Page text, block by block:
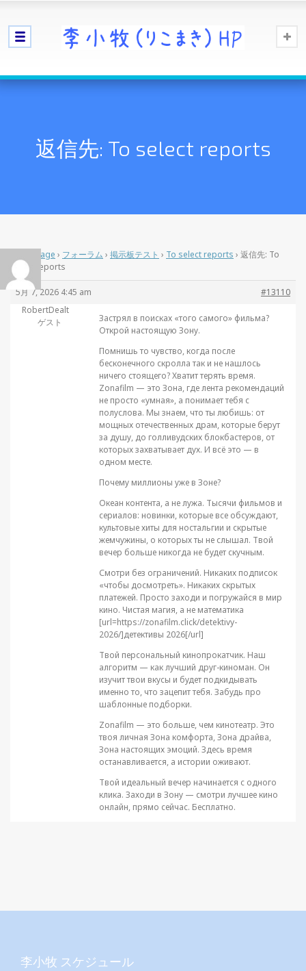
返信先: To select reports
Home Page › フォーラム › 掲示板テスト › To select reports › 返信先: To
select reports
5月 7, 2026 4:45 am
#13110
RobertDealt
ゲスト
Застрял в поисках «того самого» фильма?
Открой настоящую Зону.
Помнишь то чувство, когда после
бесконечного скролла так и не нашлось
ничего стоящего? Хватит терять время.
Zonafilm — это Зона, где лента рекомендаций
не просто «умная», а понимает тебя с
полуслова. Мы знаем, что ты любишь: от
мощных отечественных драм, которые берут
за душу, до голливудских блокбастеров, от
которых захватывает дух. И всё это — в
одном месте.
Почему миллионы уже в Зоне?
Океан контента, а не лужа. Тысячи фильмов и
сериалов: новинки, которые все обсуждают,
культовые хиты для ностальгии и скрытые
жемчужины, о которых ты не слышал. Твой
вечер больше никогда не будет скучным.
Смотри без ограничений. Никаких подписок
«чтобы досмотреть». Никаких скрытых
платежей. Просто заходи и погружайся в мир
кино. Чистая магия, а не математика
[url=https://zonafilm.click/detektivy-
2026/]детективы 2026[/url]
Твой персональный кинопрокатчик. Наш
алгоритм — как лучший друг-киноман. Он
изучит твои вкусы и будет подкидывать
именно то, что зацепит тебя. Забудь про
шаблонные подборки.
Zonafilm — это больше, чем кинотеатр. Это
твоя личная Зона комфорта, Зона драйва,
Зона настоящих эмоций. Здесь время
останавливается, а истории оживают.
Твой идеальный вечер начинается с одного
клика. Заходи в Зону — смотри лучшее кино
онлайн, прямо сейчас. Бесплатно.
李小牧 スケジュール